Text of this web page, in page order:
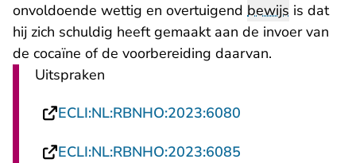
onvoldoende wettig en overtuigend bewijs is dat
hij zich schuldig heeft gemaakt aan de invoer van
de cocaïne of de voorbereiding daarvan.
Uitspraken
ECLI:NL:RBNHO:2023:6080
ECLI:NL:RBNHO:2023:6085